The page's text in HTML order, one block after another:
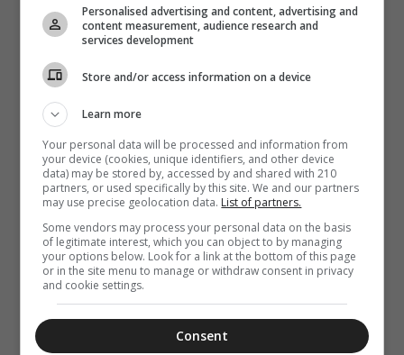
Personalised advertising and content, advertising and
content measurement, audience research and
services development
Store and/or access information on a device
Learn more
Your personal data will be processed and information from
your device (cookies, unique identifiers, and other device
data) may be stored by, accessed by and shared with 210
partners, or used specifically by this site. We and our partners
may use precise geolocation data. List of partners.
Some vendors may process your personal data on the basis
of legitimate interest, which you can object to by managing
your options below. Look for a link at the bottom of this page
or in the site menu to manage or withdraw consent in privacy
and cookie settings.
Consent